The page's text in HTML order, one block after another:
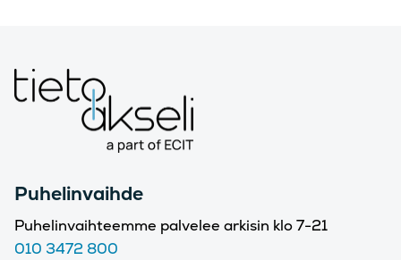
Puhelinvaihde
Puhelinvaihteemme palvelee arkisin klo 7-21
010 3472 800